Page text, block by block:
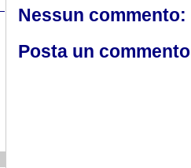
Nessun commento:
Posta un commento